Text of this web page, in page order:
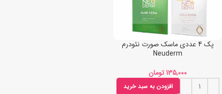
پک 4 عددی ماسک صورت نئودرم
Neuderm
تومان
افزودن به سبد خرید